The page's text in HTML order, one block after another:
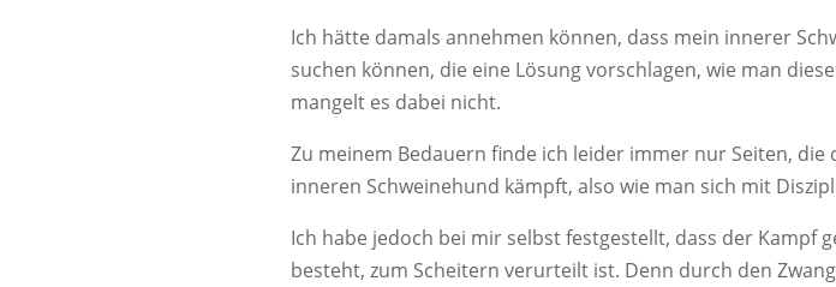
Ich hätte damals annehmen können, dass mein innerer
suchen können, die eine Lösung vorschlagen, wie man
mangelt es dabei nicht.
Zu meinem Bedauern finde ich leider immer nur Seiten,
inneren Schweinehund kämpft, also wie man sich mit
Ich habe jedoch bei mir selbst festgestellt, dass der Kampf
besteht, zum Scheitern verurteilt ist. Denn durch den